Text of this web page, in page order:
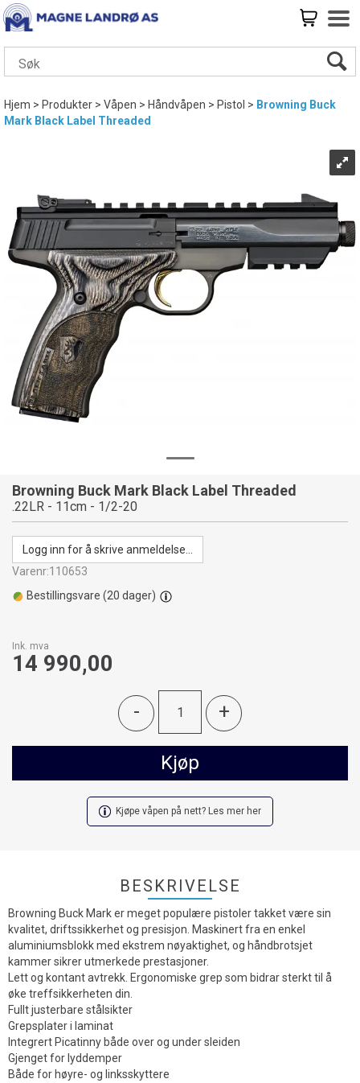
Hjem>Produkter>Våpen>Håndvåpen>Pistol > Browning Buck
Mark Black Label Threaded
Browning Buck Mark Black Label Threaded
.22LR - 11cm - 1/2-20
Logg inn for å skrive anmeldelse...
Varenr:110653
Ink. mva
14 990,00
- +
Kjøp
Bestillingsvare (20 dager)
Kjøpe våpen på nett? Les mer her
BESKRIVELSE
Browning Buck Mark er meget populære pistoler takket være sin
kvalitet, driftssikkerhet og presisjon. Maskinert fra en enkel
aluminiumsblokk med ekstrem nøyaktighet, og håndbrotsjet
kammer sikrer utmerkede prestasjoner.
Lett og kontant avtrekk. Ergonomiske grep som bidrar sterkt til å
øke treffsikkerheten din.
Fullt justerbare stålsikter
Grepsplater i laminat
Integrert Picatinny både over og under sleiden
Gjenget for lyddemper
Både for høyre- og linksskyttere